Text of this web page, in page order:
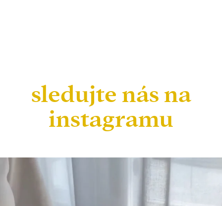
sledujte nás na
instagramu